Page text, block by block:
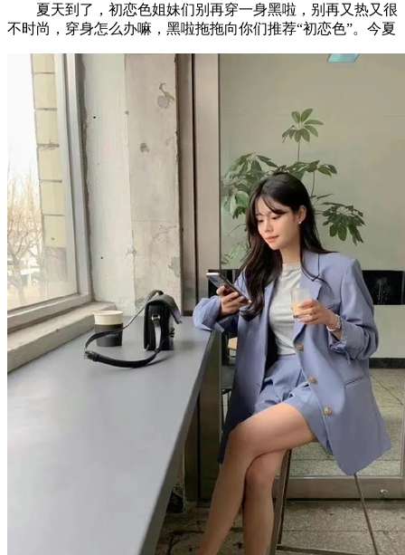
夏天到了，初恋色姐妹们别再穿一身黑啦，别再又热又很
不时尚，穿身怎么办嘛，黑啦拖拖向你们推荐“初恋色”。今夏